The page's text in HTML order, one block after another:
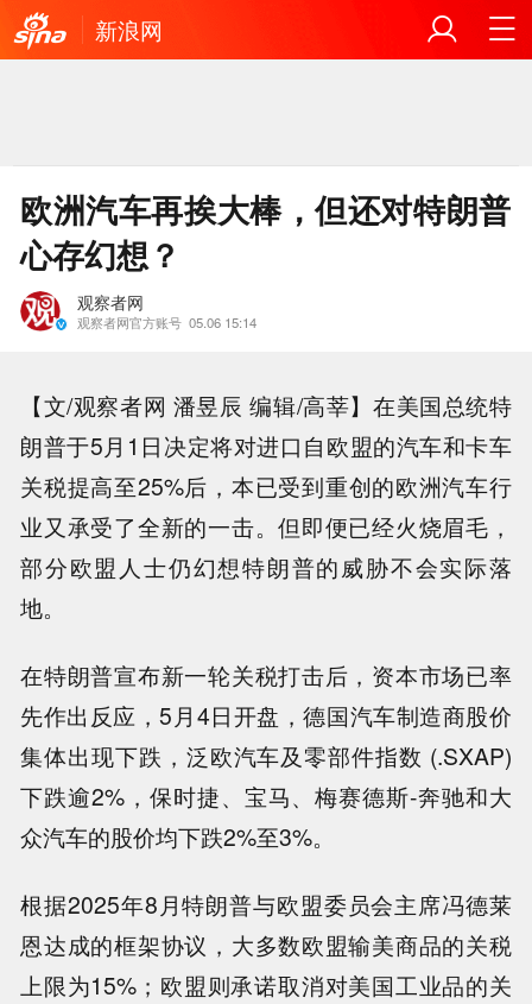
新浪网
欧洲汽车再挨大棒，但还对特朗普
心存幻想？
观察者网
观察者网官方账号 05.06 15:14
【文/观察者网 潘昱辰 编辑/高莘】在美国总统特
朗普于5月1日决定将对进口自欧盟的汽车和卡车
关税提高至25%后，本已受到重创的欧洲汽车行
业又承受了全新的一击。但即便已经火烧眉毛，
部分欧盟人士仍幻想特朗普的威胁不会实际落
地。
在特朗普宣布新一轮关税打击后，资本市场已率
先作出反应，5月4日开盘，德国汽车制造商股价
集体出现下跌，泛欧汽车及零部件指数 (.SXAP)
下跌逾2%，保时捷、宝马、梅赛德斯-奔驰和大
众汽车的股价均下跌2%至3%。
根据2025年8月特朗普与欧盟委员会主席冯德莱
恩达成的框架协议，大多数欧盟输美商品的关税
上限为15%；欧盟则承诺取消对美国工业品的关